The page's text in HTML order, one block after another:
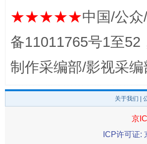
★★★★★中国/公
备11011765号1至52
制作采编部/影视采
关于我们
京
ICP许可证: